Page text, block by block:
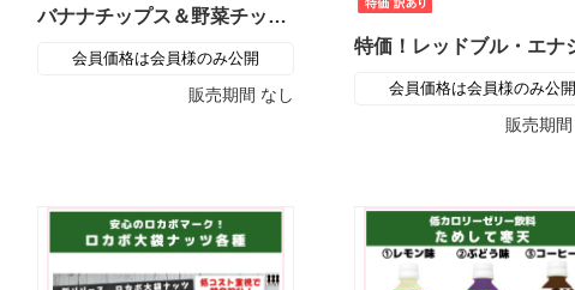
バナナチップス＆野菜チップス（カップ入り）
会員価格は会員様のみ公開
販売期間 なし 会員価格は会員様のみ公開
販売期間